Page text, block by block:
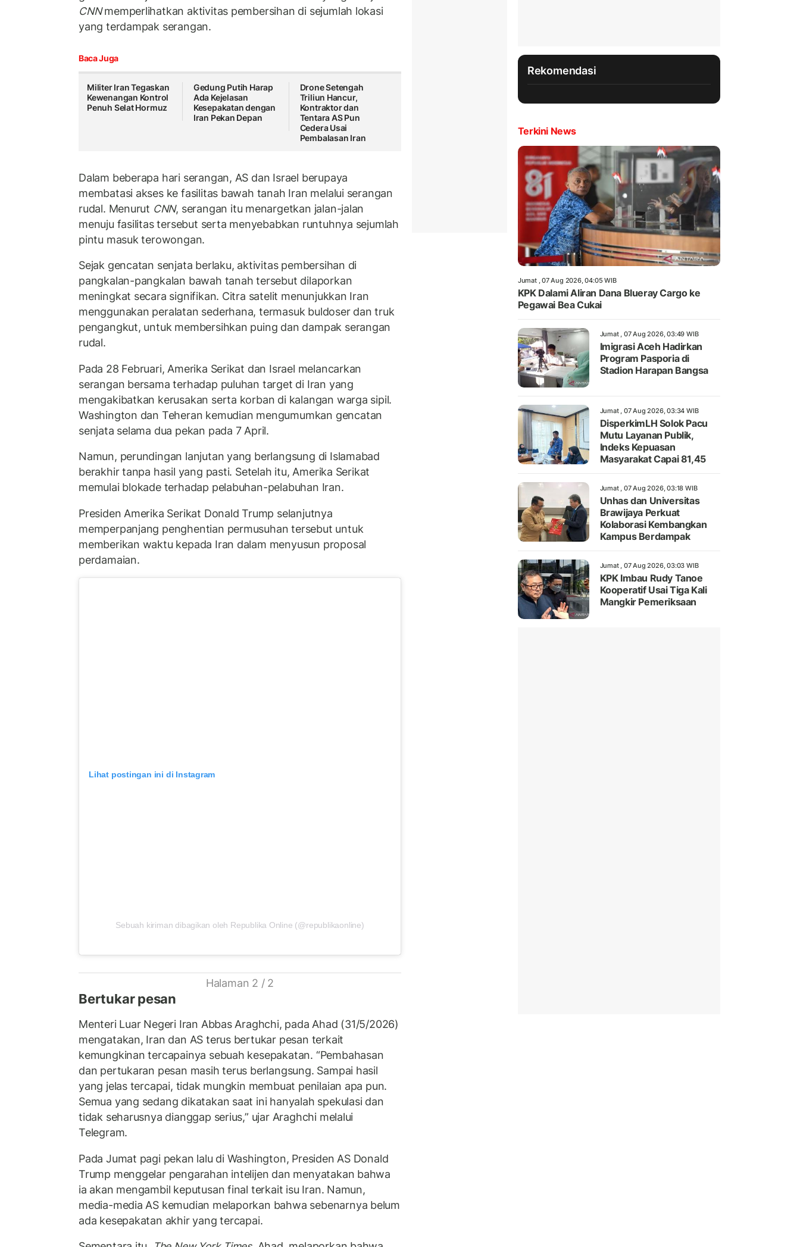
CNNmemperlihatkan aktivitas pembersihan di sejumlah lokasi
yang terdampak serangan.
Baca Juga
Militer Iran Tegaskan
Kewenangan Kontrol
Penuh Selat Hormuz
Gedung Putih Harap
Ada Kejelasan
Kesepakatan dengan
Iran Pekan Depan
Drone Setengah
Triliun Hancur,
Kontraktor dan
Tentara AS Pun
Cedera Usai
Pembalasan Iran
Dalam beberapa hari serangan, AS dan Israel berupaya
membatasi akses ke fasilitas bawah tanah Iran melalui serangan
rudal. Menurut CNN, serangan itu menargetkan jalan-jalan
menuju fasilitas tersebut serta menyebabkan runtuhnya sejumlah
pintu masuk terowongan.
Sejak gencatan senjata berlaku, aktivitas pembersihan di
pangkalan-pangkalan bawah tanah tersebut dilaporkan
meningkat secara signifikan. Citra satelit menunjukkan Iran
menggunakan peralatan sederhana, termasuk buldoser dan truk
pengangkut, untuk membersihkan puing dan dampak serangan
rudal.
Pada 28 Februari, Amerika Serikat dan Israel melancarkan
serangan bersama terhadap puluhan target di Iran yang
mengakibatkan kerusakan serta korban di kalangan warga sipil.
Washington dan Teheran kemudian mengumumkan gencatan
senjata selama dua pekan pada 7 April.
Namun, perundingan lanjutan yang berlangsung di Islamabad
berakhir tanpa hasil yang pasti. Setelah itu, Amerika Serikat
memulai blokade terhadap pelabuhan-pelabuhan Iran.
Presiden Amerika Serikat Donald Trump selanjutnya
memperpanjang penghentian permusuhan tersebut untuk
memberikan waktu kepada Iran dalam menyusun proposal
perdamaian.
Lihat postingan ini di Instagram
Sebuah kiriman dibagikan oleh Republika Online (@republikaonline)
Halaman 2 / 2
Bertukar pesan
Menteri Luar Negeri Iran Abbas Araghchi, pada Ahad (31/5/2026)
mengatakan, Iran dan AS terus bertukar pesan terkait
kemungkinan tercapainya sebuah kesepakatan. “Pembahasan
dan pertukaran pesan masih terus berlangsung. Sampai hasil
yang jelas tercapai, tidak mungkin membuat penilaian apa pun.
Semua yang sedang dikatakan saat ini hanyalah spekulasi dan
tidak seharusnya dianggap serius,” ujar Araghchi melalui
Telegram.
Pada Jumat pagi pekan lalu di Washington, Presiden AS Donald
Trump menggelar pengarahan intelijen dan menyatakan bahwa
ia akan mengambil keputusan final terkait isu Iran. Namun,
media-media AS kemudian melaporkan bahwa sebenarnya belum
ada kesepakatan akhir yang tercapai.
Rekomendasi
Terkini News
Jumat , 07 Aug 2026, 04:05 WIB
KPK Dalami Aliran Dana Blueray Cargo ke
Pegawai Bea Cukai
Jumat , 07 Aug 2026, 03:49 WIB
Imigrasi Aceh Hadirkan
Program Pasporia di
Stadion Harapan Bangsa
Jumat , 07 Aug 2026, 03:34 WIB
DisperkimLH Solok Pacu
Mutu Layanan Publik,
Indeks Kepuasan
Masyarakat Capai 81,45
Jumat , 07 Aug 2026, 03:18 WIB
Unhas dan Universitas
Brawijaya Perkuat
Kolaborasi Kembangkan
Kampus Berdampak
Jumat , 07 Aug 2026, 03:03 WIB
KPK Imbau Rudy Tanoe
Kooperatif Usai Tiga Kali
Mangkir Pemeriksaan